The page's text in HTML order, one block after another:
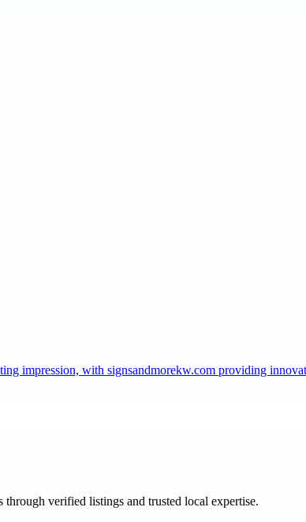
impression, with signsandmorekw.com providing
through verified listings and trusted local expertise.